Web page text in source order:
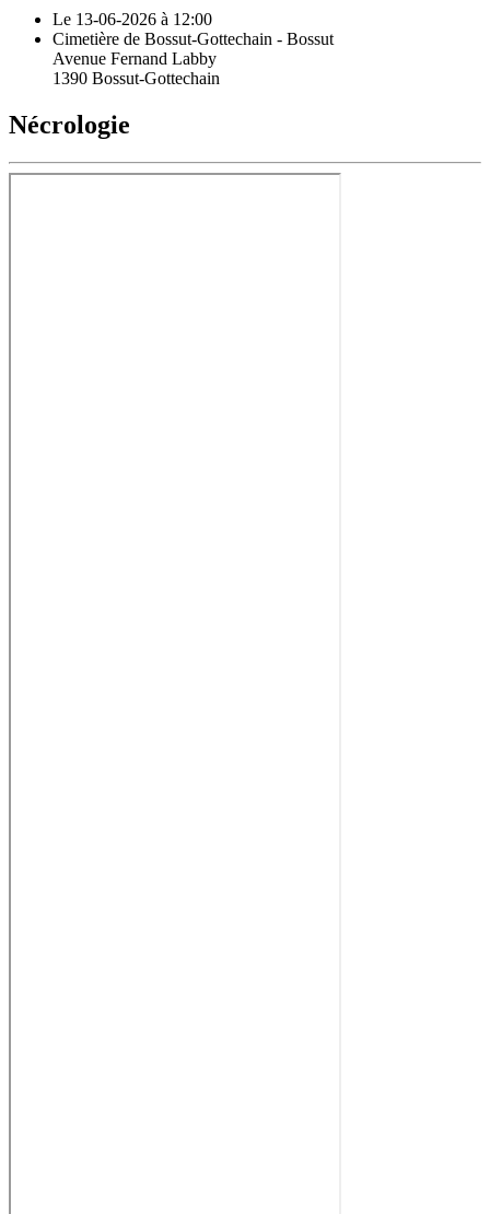
Le 13-06-2026 à 12:00
Cimetière de Bossut-Gottechain - Bossut
Avenue Fernand Labby
1390 Bossut-Gottechain
Nécrologie